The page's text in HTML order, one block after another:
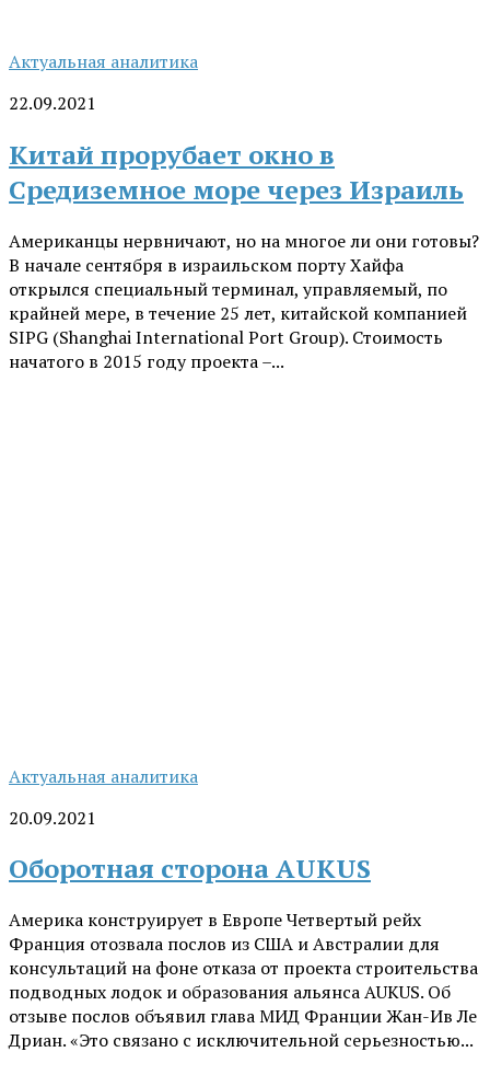
Актуальная аналитика
22.09.2021
Китай прорубает окно в
Средиземное море через Израиль
Американцы нервничают, но на многое ли они готовы?
В начале сентября в израильском порту Хайфа
открылся специальный терминал, управляемый, по
крайней мере, в течение 25 лет, китайской компанией
SIPG (Shanghai International Port Group). Стоимость
начатого в 2015 году проекта –...
Актуальная аналитика
20.09.2021
Оборотная сторона AUKUS
Америка конструирует в Европе Четвертый рейх
Франция отозвала послов из США и Австралии для
консультаций на фоне отказа от проекта строительства
подводных лодок и образования альянса AUKUS. Об
отзыве послов объявил глава МИД Франции Жан-Ив Ле
Дриан. «Это связано с исключительной серьезностью...